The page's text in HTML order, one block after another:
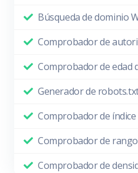
Búsqueda de dominio
Comprobador de
Comprobador de edad
Generador de
Comprobador de índice
Comprobador de
Comprobador de